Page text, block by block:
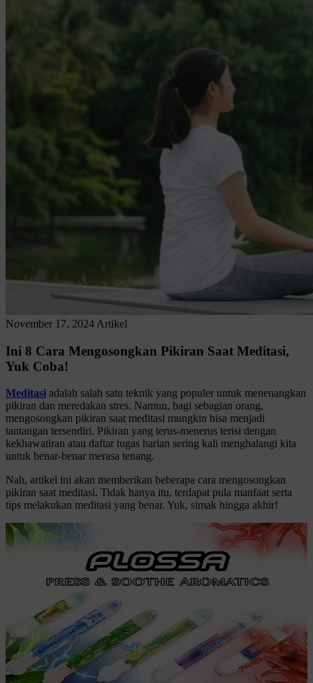
November 17, 2024 Artikel
Ini 8 Cara Mengosongkan Pikiran Saat Meditasi,
Yuk Coba!
Meditasi adalah salah satu teknik yang populer untuk menenangkan
pikiran dan meredakan stres. Namun, bagi sebagian orang,
mengosongkan pikiran saat meditasi mungkin bisa menjadi
tantangan tersendiri. Pikiran yang terus-menerus terisi dengan
kekhawatiran atau daftar tugas harian sering kali menghalangi kita
untuk benar-benar merasa tenang.
Nah, artikel ini akan memberikan beberapa cara mengosongkan
pikiran saat meditasi. Tidak hanya itu, terdapat pula manfaat serta
tips melakukan meditasi yang benar. Yuk, simak hingga akhir!